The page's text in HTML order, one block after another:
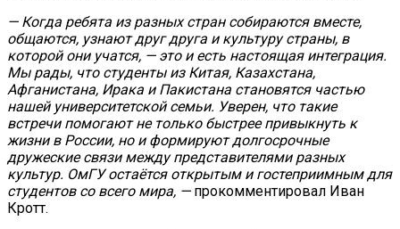
— Когда ребята из разных стран собираются вместе,
общаются, узнают друг друга и культуру страны, в
которой они учатся, — это и есть настоящая интеграция.
Мы рады, что студенты из Китая, Казахстана,
Афганистана, Ирака и Пакистана становятся частью
нашей университетской семьи. Уверен, что такие
встречи помогают не только быстрее привыкнуть к
жизни в России, но и формируют долгосрочные
дружеские связи между представителями разных
культур. ОмГУ остаётся открытым и гостеприимным для
студентов со всего мира, — прокомментировал Иван
Кротт.